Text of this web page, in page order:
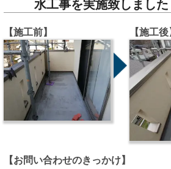
水工事を実施致しました
【施工前】 【施工後
【お問い合わせのきっかけ】